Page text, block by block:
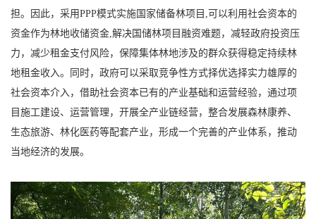
担。因此，采用PPP模式实施国家储备林项目,可以利用社会资本的
资金作为林地收储资金,解决国储林项目融资难题，减轻政府投资压
力，减少租金支付风险，保障集体林地涉及的群众获得稳定持续林
地租金收入。同时，政府可以采取竞争性方式择优选择实力雄厚的
社会资本介入，借助社会资本已有的产业基础和运营经验，通过项
目施工建设、运营管理，开展全产业链经营，整合发展森林康养、
生态旅游、林化医药等配套产业，形成一个完善的产业体系，推动
当地经济的发展。